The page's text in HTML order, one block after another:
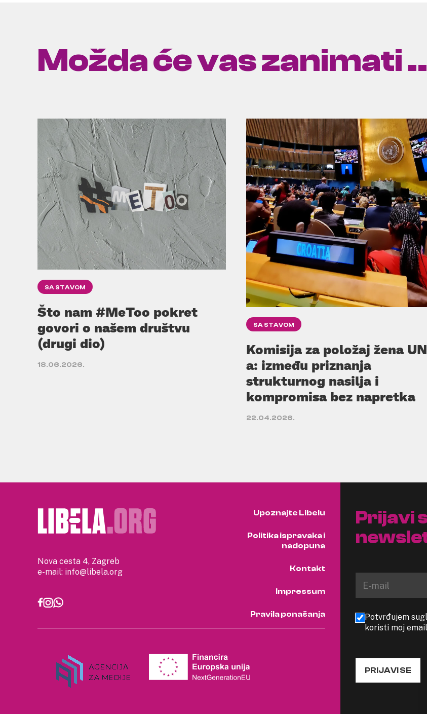
Možda će vas zanimati
SA STAVOM
Što nam #MeToo pokret
govori o našem društvu
(drugi dio)
18.06.2026.
SA STAVOM
Komisija za položaj žena
a: između priznanja
strukturnog nasilja i
kompromisa bez napretka
22.04.2026.
Nova cesta 4, Zagreb
e-mail: info@libela.org
Upoznajte Libelu
Politika ispravaka i
nadopuna
Kontakt
Impressum
Pravila ponašanja
Prijavi
Potvrđujem
koristi moj
PRIJAVI SE